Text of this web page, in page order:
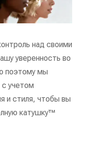
над своими
уверенность во
поэтому мы
учетом
и стиля, чтобы вы
катушку™